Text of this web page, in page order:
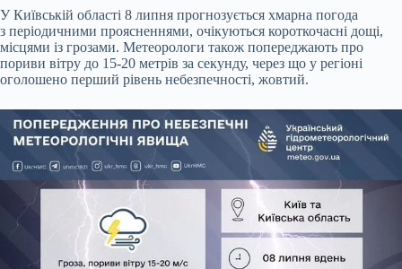
У Київській області 8 липня прогнозується хмарна погода
з періодичними проясненнями, очікуються короткочасні дощі,
місцями із грозами. Метеорологи також попереджають про
пориви вітру до 15-20 метрів за секунду, через що у регіоні
оголошено перший рівень небезпечності, жовтий.